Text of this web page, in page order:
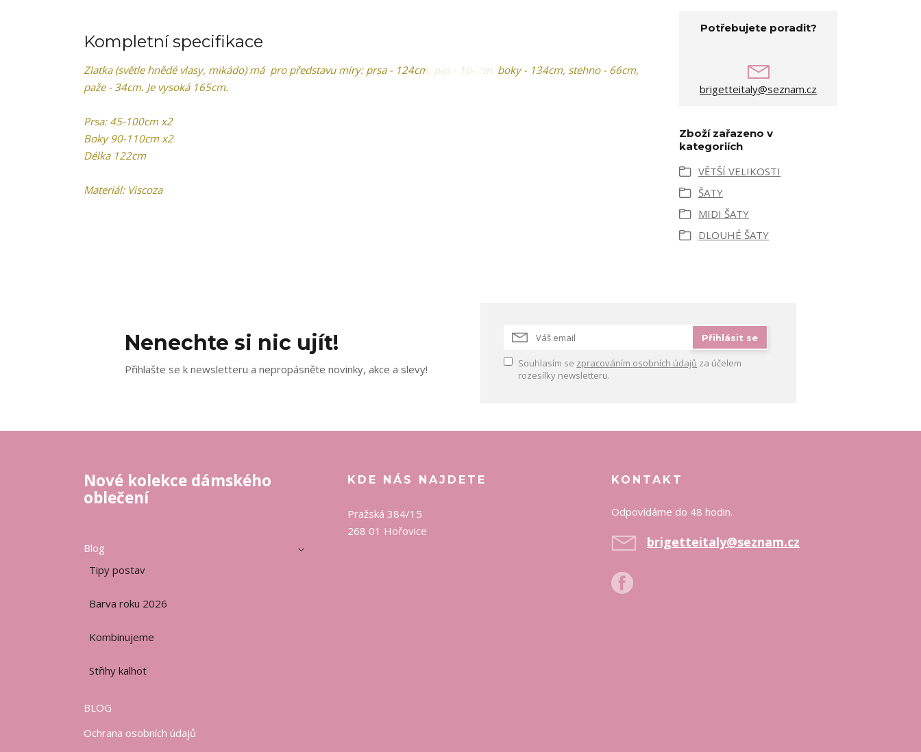
Kompletní specifikace
Zlatka (světle hnědé vlasy, mikádo) má pro představu míry: prsa - 124cm, pas - 104cm, boky - 134cm, stehno - 66cm,
paže - 34cm. Je vysoká 165cm.
Prsa: 45-100cm x2
Boky 90-110cm x2
Délka 122cm
Materiál: Viscoza
Potřebujete poradit?
brigetteitaly@seznam.cz
Zboží zařazeno v
kategoriích
VĚTŠÍ VELIKOSTI
ŠATY
MIDI ŠATY
DLOUHÉ ŠATY
Nenechte si nic ujít!
Přihlašte se k newsletteru a nepropásněte novinky, akce a slevy!
Přihlásit se
Souhlasím se zpracováním osobních údajů za účelem
rozesílky newsletteru.
Nové kolekce dámského
oblečení
Blog
Tipy postav
Barva roku 2026
Kombinujeme
Střihy kalhot
BLOG
Ochrana osobních údajů
KDE NÁS NAJDETE
Pražská 384/15
268 01 Hořovice
KONTAKT
Odpovídáme do 48 hodin.
brigetteitaly@seznam.cz